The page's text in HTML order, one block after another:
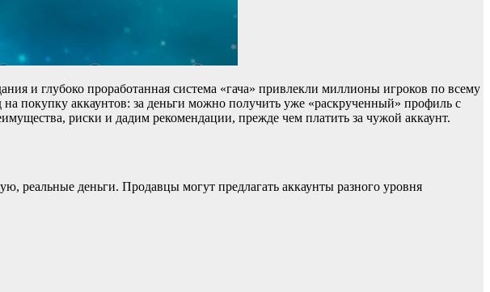
и глубоко проработанная система «гача» привлекли миллионы игроков по всему
покупку аккаунтов: за деньги можно получить уже «раскрученный» профиль с
риски и дадим рекомендации, прежде чем платить за чужой аккаунт.
реальные деньги. Продавцы могут предлагать аккаунты разного уровня